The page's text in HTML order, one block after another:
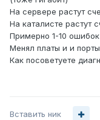
На сервере растут
На каталисте растут
Примерно 1-10 ошибок
Менял платы и и
Как посоветуете
Вставить ник